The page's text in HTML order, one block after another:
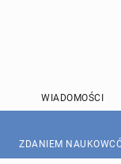
WIADOMOŚCI
ZDANIEM